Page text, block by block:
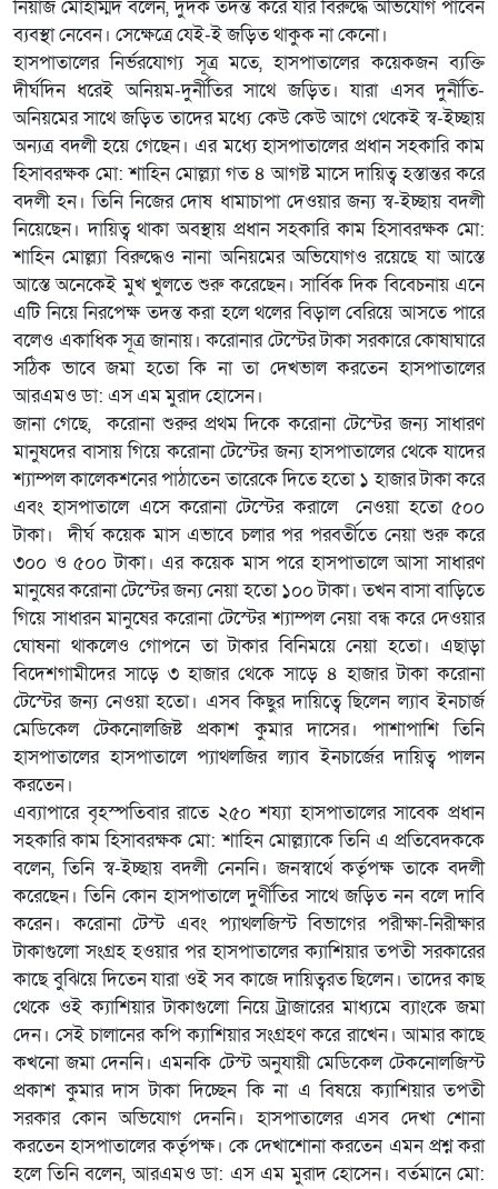
নিয়াজ মোহাম্মদ বলেন, দুদক তদন্ত করে যার বিরুদ্ধে অভিযোগ পাবেন
ব্যবস্থা নেবেন। সেক্ষেত্রে যেই-ই জড়িত থাকুক না কেনো।
হাসপাতালের নির্ভরযোগ্য সূত্র মতে, হাসপাতালের কয়েকজন ব্যক্তি
দীর্ঘদিন ধরেই অনিয়ম-দুর্নীতির সাথে জড়িত। যারা এসব দুর্নীতি-
অনিয়মের সাথে জড়িত তাদের মধ্যে কেউ কেউ আগে থেকেই স্ব-ইচ্ছায়
অন্যত্র বদলী হয়ে গেছেন। এর মধ্যে হাসপাতালের প্রধান সহকারি কাম
হিসাবরক্ষক মো: শাহিন মোল্ল্যা গত ৪ আগষ্ট মাসে দায়িত্ব হস্তান্তর করে
বদলী হন। তিনি নিজের দোষ ধামাচাপা দেওয়ার জন্য স্ব-ইচ্ছায় বদলী
নিয়েছেন। দায়িত্ব থাকা অবস্থায় প্রধান সহকারি কাম হিসাবরক্ষক মো:
শাহিন মোল্ল্যা বিরুদ্ধেও নানা অনিয়মের অভিযোগও রয়েছে যা আস্তে
আস্তে অনেকেই মুখ খুলতে শুরু করেছেন। সার্বিক দিক বিবেচনায় এনে
এটি নিয়ে নিরপেক্ষ তদন্ত করা হলে থলের বিড়াল বেরিয়ে আসতে পারে
বলেও একাধিক সূত্র জানায়। করোনার টেস্টের টাকা সরকারে কোষাঘারে
সঠিক ভাবে জমা হতো কি না তা দেখভাল করতেন হাসপাতালের
আরএমও ডা: এস এম মুরাদ হোসেন।
জানা গেছে, করোনা শুরুর প্রথম দিকে করোনা টেস্টের জন্য সাধারণ
মানুষদের বাসায় গিয়ে করোনা টেস্টের জন্য হাসপাতালের থেকে যাদের
শ্যাম্পল কালেকশনের পাঠাতেন তারেকে দিতে হতো ১ হাজার টাকা করে
এবং হাসপাতালে এসে করোনা টেস্টের করালে নেওয়া হতো ৫০০
টাকা। দীর্ঘ কয়েক মাস এভাবে চলার পর পরবর্তীতে নেয়া শুরু করে
৩০০ ও ৫০০ টাকা। এর কয়েক মাস পরে হাসপাতালে আসা সাধারণ
মানুষের করোনা টেস্টের জন্য নেয়া হতো ১০০ টাকা। তখন বাসা বাড়িতে
গিয়ে সাধারন মানুষের করোনা টেস্টের শ্যাম্পল নেয়া বন্ধ করে দেওয়ার
ঘোষনা থাকলেও গোপনে তা টাকার বিনিময়ে নেয়া হতো। এছাড়া
বিদেশগামীদের সাড়ে ৩ হাজার থেকে সাড়ে ৪ হাজার টাকা করোনা
টেস্টের জন্য নেওয়া হতো। এসব কিছুর দায়িত্বে ছিলেন ল্যাব ইনচার্জ
মেডিকেল টেকনোলজিষ্ট প্রকাশ কুমার দাসের। পাশাপাশি তিনি
হাসপাতালের হাসপাতালে প্যাথলজির ল্যাব ইনচার্জের দায়িত্ব পালন
করতেন।
এব্যাপারে বৃহস্পতিবার রাতে ২৫০ শয্যা হাসপাতালের সাবেক প্রধান
সহকারি কাম হিসাবরক্ষক মো: শাহিন মোল্ল্যাকে তিনি এ প্রতিবেদককে
বলেন, তিনি স্ব-ইচ্ছায় বদলী নেননি। জনস্বার্থে কর্তৃপক্ষ তাকে বদলী
করেছেন। তিনি কোন হাসপাতালে দুর্ণীতির সাথে জড়িত নন বলে দাবি
করেন। করোনা টেস্ট এবং প্যাথলজিস্ট বিভাগের পরীক্ষা-নিরীক্ষার
টাকাগুলো সংগ্রহ হওয়ার পর হাসপাতালের ক্যাশিয়ার তপতী সরকারের
কাছে বুঝিয়ে দিতেন যারা ওই সব কাজে দায়িত্বরত ছিলেন। তাদের কাছ
থেকে ওই ক্যাশিয়ার টাকাগুলো নিয়ে ট্রাজারের মাধ্যমে ব্যাংকে জমা
দেন। সেই চালানের কপি ক্যাশিয়ার সংগ্রহণ করে রাখেন। আমার কাছে
কখনো জমা দেননি। এমনকি টেস্ট অনুযায়ী মেডিকেল টেকনোলজিস্ট
প্রকাশ কুমার দাস টাকা দিচ্ছেন কি না এ বিষয়ে ক্যাশিয়ার তপতী
সরকার কোন অভিযোগ দেননি। হাসপাতালের এসব দেখা শোনা
করতেন হাসপাতালের কর্তৃপক্ষ। কে দেখাশোনা করতেন এমন প্রশ্ন করা
হলে তিনি বলেন, আরএমও ডা: এস এম মুরাদ হোসেন। বর্তমানে মো: